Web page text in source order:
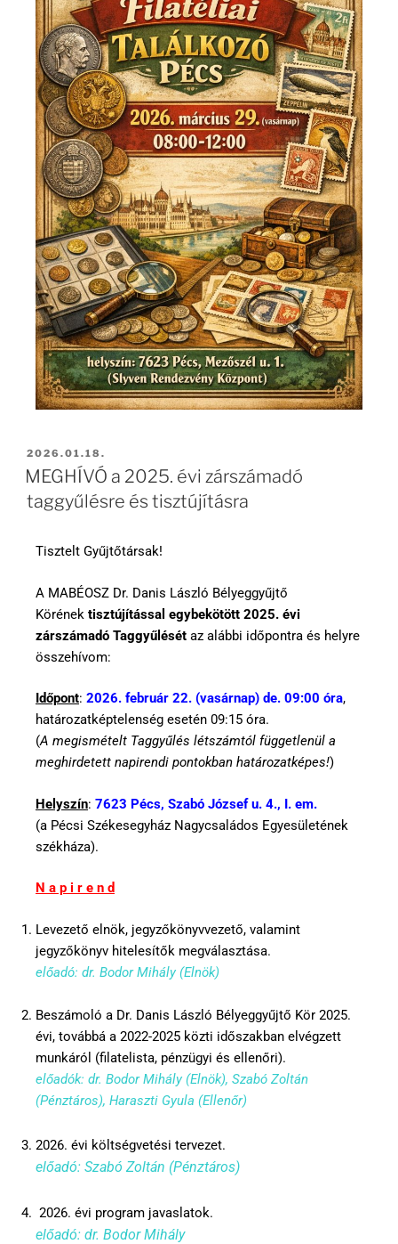
2026.01.18.
MEGHÍVÓ a 2025. évi zárszámadó
taggyűlésre és tisztújításra
Tisztelt Gyűjtőtársak!
A MABÉOSZ Dr. Danis László Bélyeggyűjtő
Körének tisztújítással egybekötött 2025. évi
zárszámadó Taggyűlését az alábbi időpontra és helyre
összehívom:
Időpont: 2026. február 22. (vasárnap) de. 09:00 óra,
határozatképtelenség esetén 09:15 óra.
(A megismételt Taggyűlés létszámtól függetlenül a
meghirdetett napirendi pontokban határozatképes!)
Helyszín: 7623 Pécs, Szabó József u. 4., I. em.
(a Pécsi Székesegyház Nagycsaládos Egyesületének
székháza).
N a p i r e n d
Levezető elnök, jegyzőkönyvvezető, valamint
jegyzőkönyv hitelesítők megválasztása.
előadó: dr. Bodor Mihály (Elnök)
Beszámoló a Dr. Danis László Bélyeggyűjtő Kör 2025.
évi, továbbá a 2022-2025 közti időszakban elvégzett
munkáról (filatelista, pénzügyi és ellenőri).
előadók: dr. Bodor Mihály (Elnök), Szabó Zoltán
(Pénztáros), Haraszti Gyula (Ellenőr)
2026. évi költségvetési tervezet.
előadó: Szabó Zoltán (Pénztáros)
2026. évi program javaslatok.
előadó: dr. Bodor Mihály